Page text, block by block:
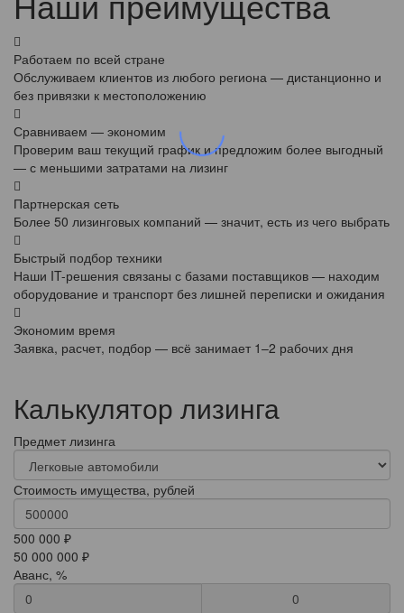
Работаем по всей стране
Обслуживаем клиентов из любого региона — дистанционно и
без привязки к местоположению
Сравниваем — экономим
Проверим ваш текущий график и предложим более выгодный
— с меньшими затратами на лизинг
Партнерская сеть
Более 50 лизинговых компаний — значит, есть из чего выбрать
Быстрый подбор техники
Наши IT-решения связаны с базами поставщиков — находим
оборудование и транспорт без лишней переписки и ожидания
Экономим время
Заявка, расчет, подбор — всё занимает 1–2 рабочих дня
Калькулятор лизинга
Предмет лизинга
Стоимость имущества, рублей
500 000 ₽
50 000 000 ₽
Аванс, %
0